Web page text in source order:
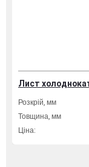
Лист
Розкрій, мм
Товщина, мм
Ціна: